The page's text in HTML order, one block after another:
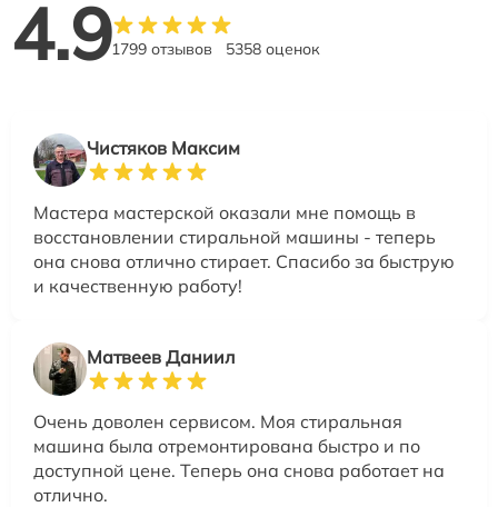
4.91799 отзывов 5358 оценок
Чистяков Максим
Мастера мастерской оказали мне помощь в
восстановлении стиральной машины - теперь
она снова отлично стирает. Спасибо за быструю
и качественную работу!
Матвеев Даниил
Очень доволен сервисом. Моя стиральная
машина была отремонтирована быстро и по
доступной цене. Теперь она снова работает на
отлично.